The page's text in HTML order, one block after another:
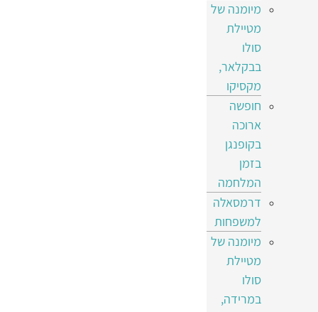
מיומנה של
מטיילת
סולו
בבקלאר,
מקסיקו
חופשה
ארוכה
בקופנגן
בזמן
המלחמה
דרמסאלה
למשפחות
מיומנה של
מטיילת
סולו
במרידה,